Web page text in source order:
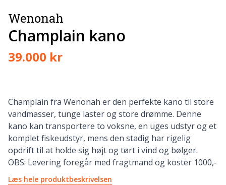
Wenonah
Champlain kano
39.000 kr
Champlain fra Wenonah er den perfekte kano til store
vandmasser, tunge laster og store drømme. Denne
kano kan transportere to voksne, en uges udstyr og et
komplet fiskeudstyr, mens den stadig har rigelig
opdrift til at holde sig højt og tørt i vind og bølger.
OBS: Levering foregår med fragtmand og koster 1000,-
Læs hele produktbeskrivelsen